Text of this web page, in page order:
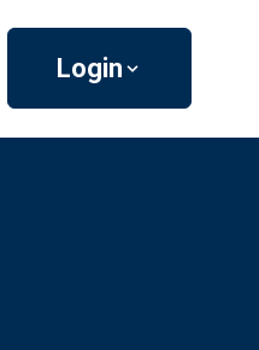
Login